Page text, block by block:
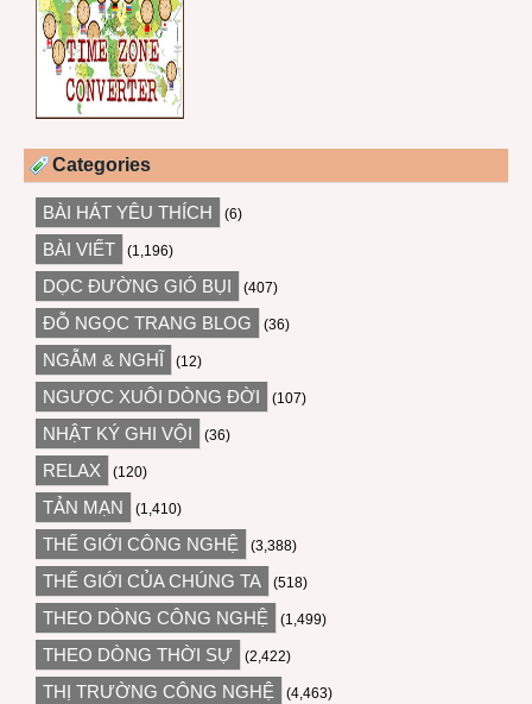
Categories
BÀI HÁT YÊU THÍCH (6)
BÀI VIẾT (1,196)
DỌC ĐƯỜNG GIÓ BỤI (407)
ĐỖ NGỌC TRANG BLOG (36)
NGẪM & NGHĨ (12)
NGƯỢC XUÔI DÒNG ĐỜI (107)
NHẬT KÝ GHI VỘI (36)
RELAX (120)
TẢN MẠN (1,410)
THẾ GIỚI CÔNG NGHỆ (3,388)
THẾ GIỚI CỦA CHÚNG TA (518)
THEO DÒNG CÔNG NGHỆ (1,499)
THEO DÒNG THỜI SỰ (2,422)
THỊ TRƯỜNG CÔNG NGHỆ (4,463)